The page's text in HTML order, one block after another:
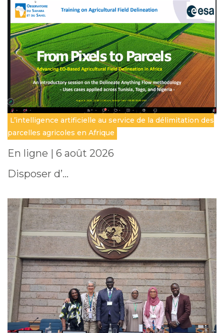
L’intelligence artificielle au service de la délimitation des
parcelles agricoles en Afrique
En ligne | 6 août 2026
Disposer d’…